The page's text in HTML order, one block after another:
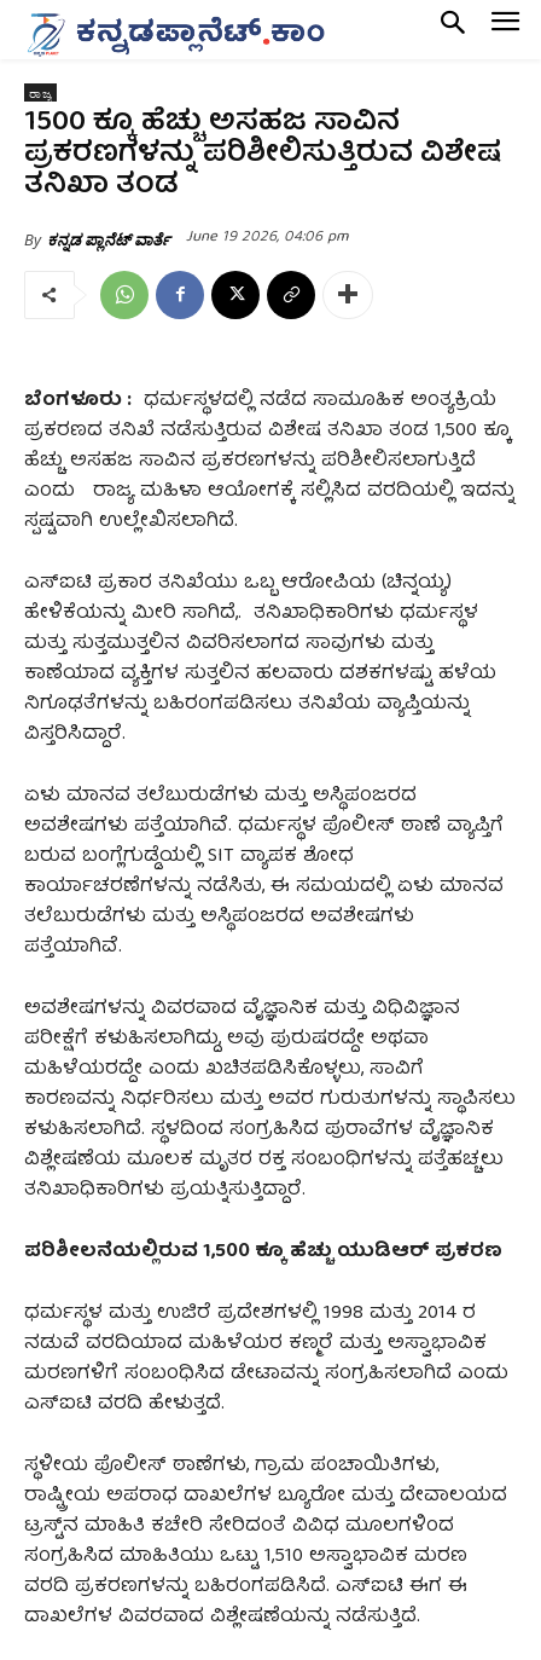
ರಾಜ್ಯ
1500 ಕ್ಕೂ ಹೆಚ್ಚು ಅಸಹಜ ಸಾವಿನ
ಪ್ರಕರಣಗಳನ್ನು ಪರಿಶೀಲಿಸುತ್ತಿರುವ ವಿಶೇಷ
ತನಿಖಾ ತಂಡ
By ಕನ್ನಡ ಪ್ಲಾನೆಟ್ ವಾರ್ತೆ June 19 2026, 04:06 pm
ಬೆಂಗಳೂರು : ಧರ್ಮಸ್ಥಳದಲ್ಲಿ ನಡೆದ ಸಾಮೂಹಿಕ ಅಂತ್ಯಕ್ರಿಯೆ
ಪ್ರಕರಣದ ತನಿಖೆ ನಡೆಸುತ್ತಿರುವ ವಿಶೇಷ ತನಿಖಾ ತಂಡ 1,500 ಕ್ಕೂ
ಹೆಚ್ಚು ಅಸಹಜ ಸಾವಿನ ಪ್ರಕರಣಗಳನ್ನು ಪರಿಶೀಲಿಸಲಾಗುತ್ತಿದೆ
ಎಂದು ರಾಜ್ಯ ಮಹಿಳಾ ಆಯೋಗಕ್ಕೆ ಸಲ್ಲಿಸಿದ ವರದಿಯಲ್ಲಿ ಇದನ್ನು
ಸ್ಪಷ್ಟವಾಗಿ ಉಲ್ಲೇಖಿಸಲಾಗಿದೆ.
ಎಸ್‌ಐಟಿ ಪ್ರಕಾರ ತನಿಖೆಯು ಒಬ್ಬ ಆರೋಪಿಯ (ಚಿನ್ನಯ್ಯ)
ಹೇಳಿಕೆಯನ್ನು ಮೀರಿ ಸಾಗಿದೆ,. ತನಿಖಾಧಿಕಾರಿಗಳು ಧರ್ಮಸ್ಥಳ
ಮತ್ತು ಸುತ್ತಮುತ್ತಲಿನ ವಿವರಿಸಲಾಗದ ಸಾವುಗಳು ಮತ್ತು
ಕಾಣೆಯಾದ ವ್ಯಕ್ತಿಗಳ ಸುತ್ತಲಿನ ಹಲವಾರು ದಶಕಗಳಷ್ಟು ಹಳೆಯ
ನಿಗೂಢತೆಗಳನ್ನು ಬಹಿರಂಗಪಡಿಸಲು ತನಿಖೆಯ ವ್ಯಾಪ್ತಿಯನ್ನು
ವಿಸ್ತರಿಸಿದ್ದಾರೆ.
ಏಳು ಮಾನವ ತಲೆಬುರುಡೆಗಳು ಮತ್ತು ಅಸ್ಥಿಪಂಜರದ
ಅವಶೇಷಗಳು ಪತ್ತೆಯಾಗಿವೆ. ಧರ್ಮಸ್ಥಳ ಪೊಲೀಸ್ ಠಾಣೆ ವ್ಯಾಪ್ತಿಗೆ
ಬರುವ ಬಂಗ್ಲೆಗುಡ್ಡೆಯಲ್ಲಿ SIT ವ್ಯಾಪಕ ಶೋಧ
ಕಾರ್ಯಾಚರಣೆಗಳನ್ನು ನಡೆಸಿತು, ಈ ಸಮಯದಲ್ಲಿ ಏಳು ಮಾನವ
ತಲೆಬುರುಡೆಗಳು ಮತ್ತು ಅಸ್ಥಿಪಂಜರದ ಅವಶೇಷಗಳು
ಪತ್ತೆಯಾಗಿವೆ.
ಅವಶೇಷಗಳನ್ನು ವಿವರವಾದ ವೈಜ್ಞಾನಿಕ ಮತ್ತು ವಿಧಿವಿಜ್ಞಾನ
ಪರೀಕ್ಷೆಗೆ ಕಳುಹಿಸಲಾಗಿದ್ದು, ಅವು ಪುರುಷರದ್ದೇ ಅಥವಾ
ಮಹಿಳೆಯರದ್ದೇ ಎಂದು ಖಚಿತಪಡಿಸಿಕೊಳ್ಳಲು, ಸಾವಿಗೆ
ಕಾರಣವನ್ನು ನಿರ್ಧರಿಸಲು ಮತ್ತು ಅವರ ಗುರುತುಗಳನ್ನು ಸ್ಥಾಪಿಸಲು
ಕಳುಹಿಸಲಾಗಿದೆ. ಸ್ಥಳದಿಂದ ಸಂಗ್ರಹಿಸಿದ ಪುರಾವೆಗಳ ವೈಜ್ಞಾನಿಕ
ವಿಶ್ಲೇಷಣೆಯ ಮೂಲಕ ಮೃತರ ರಕ್ತ ಸಂಬಂಧಿಗಳನ್ನು ಪತ್ತೆಹಚ್ಚಲು
ತನಿಖಾಧಿಕಾರಿಗಳು ಪ್ರಯತ್ನಿಸುತ್ತಿದ್ದಾರೆ.
ಪರಿಶೀಲನೆಯಲ್ಲಿರುವ 1,500 ಕ್ಕೂ ಹೆಚ್ಚು ಯುಡಿಆರ್‌ ಪ್ರಕರಣ
ಧರ್ಮಸ್ಥಳ ಮತ್ತು ಉಜಿರೆ ಪ್ರದೇಶಗಳಲ್ಲಿ 1998 ಮತ್ತು 2014 ರ
ನಡುವೆ ವರದಿಯಾದ ಮಹಿಳೆಯರ ಕಣ್ಮರೆ ಮತ್ತು ಅಸ್ವಾಭಾವಿಕ
ಮರಣಗಳಿಗೆ ಸಂಬಂಧಿಸಿದ ಡೇಟಾವನ್ನು ಸಂಗ್ರಹಿಸಲಾಗಿದೆ ಎಂದು
ಎಸ್‌ಐಟಿ ವರದಿ ಹೇಳುತ್ತದೆ.
ಸ್ಥಳೀಯ ಪೊಲೀಸ್ ಠಾಣೆಗಳು, ಗ್ರಾಮ ಪಂಚಾಯಿತಿಗಳು,
ರಾಷ್ಟ್ರೀಯ ಅಪರಾಧ ದಾಖಲೆಗಳ ಬ್ಯೂರೋ ಮತ್ತು ದೇವಾಲಯದ
ಟ್ರಸ್ಟ್‌ನ ಮಾಹಿತಿ ಕಚೇರಿ ಸೇರಿದಂತೆ ವಿವಿಧ ಮೂಲಗಳಿಂದ
ಸಂಗ್ರಹಿಸಿದ ಮಾಹಿತಿಯು ಒಟ್ಟು 1,510 ಅಸ್ವಾಭಾವಿಕ ಮರಣ
ವರದಿ ಪ್ರಕರಣಗಳನ್ನು ಬಹಿರಂಗಪಡಿಸಿದೆ. ಎಸ್‌ಐಟಿ ಈಗ ಈ
ದಾಖಲೆಗಳ ವಿವರವಾದ ವಿಶ್ಲೇಷಣೆಯನ್ನು ನಡೆಸುತ್ತಿದೆ.